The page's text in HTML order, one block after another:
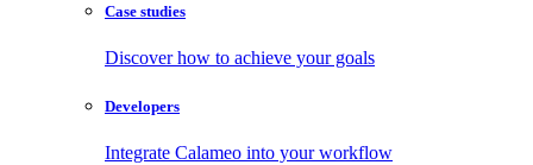
Case studies
Discover how to achieve your goals
Developers
Integrate Calameo into your workflow